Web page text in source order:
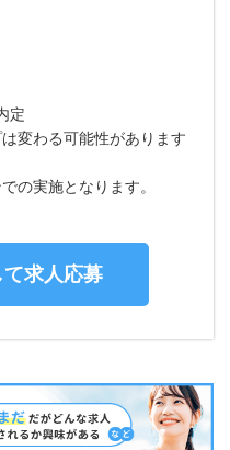
定
変わる可能性があります
の実施となります。
求人応募